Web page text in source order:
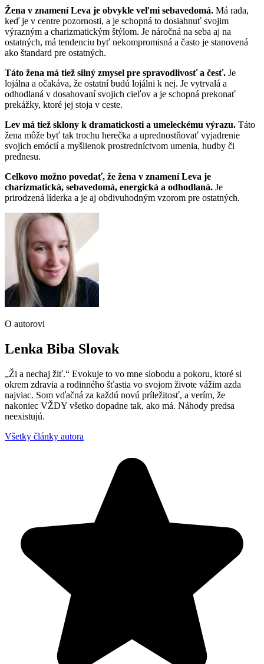
Žena v znamení Leva je obvykle veľmi sebavedomá. Má rada,
keď je v centre pozornosti, a je schopná to dosiahnuť svojim
výrazným a charizmatickým štýlom. Je náročná na seba aj na
ostatných, má tendenciu byť nekompromisná a často je stanovená
ako štandard pre ostatných.
Táto žena má tiež silný zmysel pre spravodlivosť a česť. Je
lojálna a očakáva, že ostatní budú lojálni k nej. Je vytrvalá a
odhodlaná v dosahovaní svojich cieľov a je schopná prekonať
prekážky, ktoré jej stoja v ceste.
Lev má tiež sklony k dramatickosti a umeleckému výrazu. Táto
žena môže byť tak trochu herečka a uprednostňovať vyjadrenie
svojich emócií a myšlienok prostredníctvom umenia, hudby či
prednesu.
Celkovo možno povedať, že žena v znamení Leva je
charizmatická, sebavedomá, energická a odhodlaná. Je
prirodzená líderka a je aj obdivuhodným vzorom pre ostatných.
O autorovi
Lenka Biba Slovak
„Ži a nechaj žiť.“ Evokuje to vo mne slobodu a pokoru, ktoré si
okrem zdravia a rodinného šťastia vo svojom živote vážim azda
najviac. Som vďačná za každú novú príležitosť, a verím, že
nakoniec VŽDY všetko dopadne tak, ako má. Náhody predsa
neexistujú.
Všetky články autora